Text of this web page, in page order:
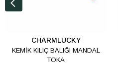
CHARMLUCKY
KEMİK KILIÇ BALIĞI MANDAL
TOKA